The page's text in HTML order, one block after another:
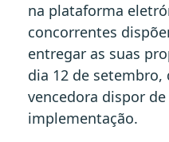
na plataforma
concorrentes
entregar as suas
dia 12 de setembro,
vencedora dispor
implementação.